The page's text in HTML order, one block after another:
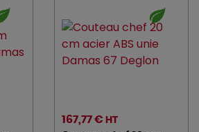
167,77 € HT